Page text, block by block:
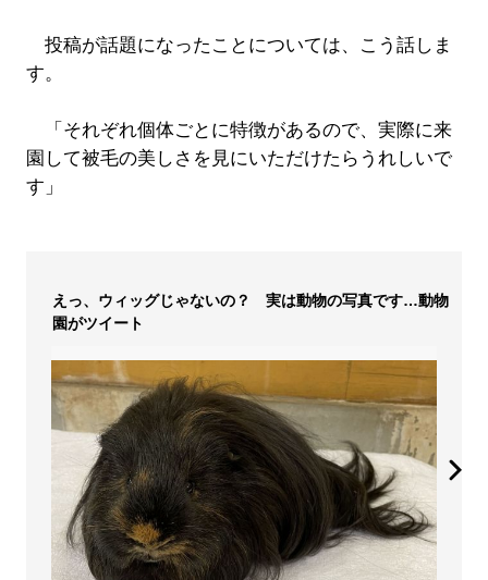
投稿が話題になったことについては、こう話しま
す。
「それぞれ個体ごとに特徴があるので、実際に来
園して被毛の美しさを見にいただけたらうれしいで
す」
えっ、ウィッグじゃないの？ 実は動物の写真です…動物
園がツイート